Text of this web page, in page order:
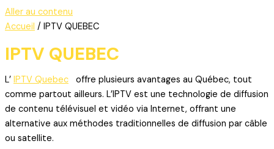
Aller au contenu
Accueil / IPTV QUEBEC
IPTV QUEBEC
L’ IPTV Quebec offre plusieurs avantages au Québec, tout
comme partout ailleurs. L’IPTV est une technologie de diffusion
de contenu télévisuel et vidéo via Internet, offrant une
alternative aux méthodes traditionnelles de diffusion par câble
ou satellite.